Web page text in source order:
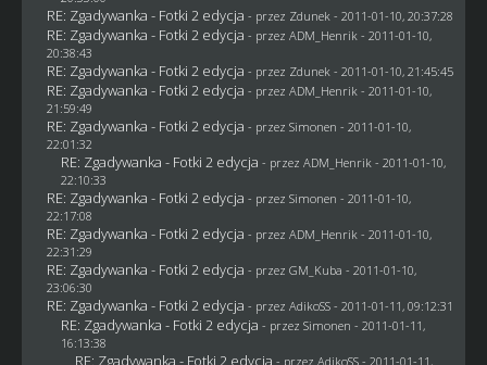
RE: Zgadywanka - Fotki 2 edycja - przez Zdunek - 2011-01-10, 20:37:28
RE: Zgadywanka - Fotki 2 edycja - przez ADM_Henrik - 2011-01-10,
20:38:43
RE: Zgadywanka - Fotki 2 edycja - przez Zdunek - 2011-01-10, 21:45:45
RE: Zgadywanka - Fotki 2 edycja - przez ADM_Henrik - 2011-01-10,
21:59:49
RE: Zgadywanka - Fotki 2 edycja - przez Simonen - 2011-01-10,
22:01:32
RE: Zgadywanka - Fotki 2 edycja - przez ADM_Henrik - 2011-01-10,
22:10:33
RE: Zgadywanka - Fotki 2 edycja - przez Simonen - 2011-01-10,
22:17:08
RE: Zgadywanka - Fotki 2 edycja - przez ADM_Henrik - 2011-01-10,
22:31:29
RE: Zgadywanka - Fotki 2 edycja - przez GM_Kuba - 2011-01-10,
23:06:30
RE: Zgadywanka - Fotki 2 edycja - przez AdikoSS - 2011-01-11, 09:12:31
RE: Zgadywanka - Fotki 2 edycja - przez Simonen - 2011-01-11,
16:13:38
RE: Zgadywanka - Fotki 2 edycja - przez AdikoSS - 2011-01-11,